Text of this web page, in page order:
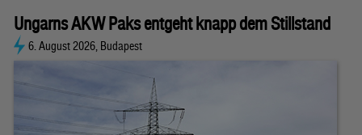
Ungarns AKW Paks entgeht knapp dem Stillstand
6. August 2026, Budapest